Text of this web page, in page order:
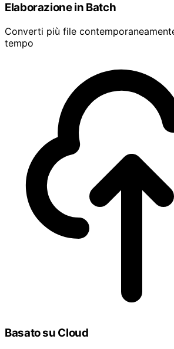
Elaborazione in Batch
Converti più file
tempo
Basato su Cloud